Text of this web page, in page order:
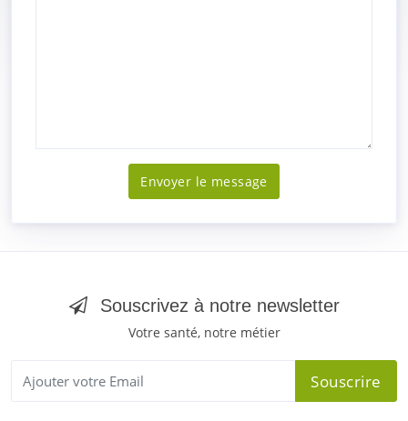
Envoyer le message
Souscrivez à notre newsletter
Votre santé, notre métier
Souscrire